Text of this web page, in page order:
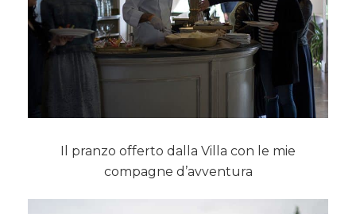
Il pranzo offerto dalla Villa con le mie
compagne d’avventura